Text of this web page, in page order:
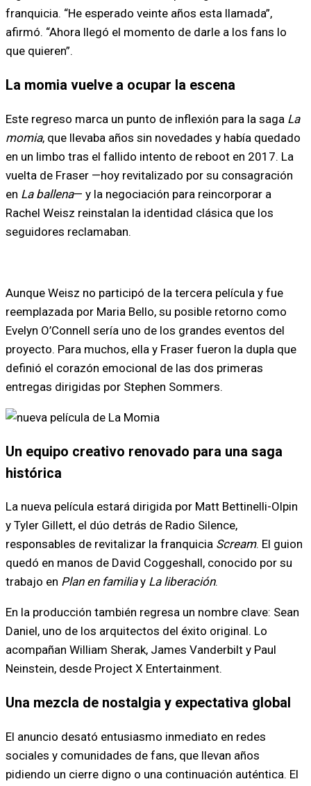
franquicia. “He esperado veinte años esta llamada”,
afirmó. “Ahora llegó el momento de darle a los fans lo
que quieren”.
La momia vuelve a ocupar la escena
Este regreso marca un punto de inflexión para la saga La
momia, que llevaba años sin novedades y había quedado
en un limbo tras el fallido intento de reboot en 2017. La
vuelta de Fraser —hoy revitalizado por su consagración
en La ballena— y la negociación para reincorporar a
Rachel Weisz reinstalan la identidad clásica que los
seguidores reclamaban.
Aunque Weisz no participó de la tercera película y fue
reemplazada por Maria Bello, su posible retorno como
Evelyn O’Connell sería uno de los grandes eventos del
proyecto. Para muchos, ella y Fraser fueron la dupla que
definió el corazón emocional de las dos primeras
entregas dirigidas por Stephen Sommers.
Un equipo creativo renovado para una saga
histórica
La nueva película estará dirigida por Matt Bettinelli-Olpin
y Tyler Gillett, el dúo detrás de Radio Silence,
responsables de revitalizar la franquicia Scream. El guion
quedó en manos de David Coggeshall, conocido por su
trabajo en Plan en familiay La liberación.
En la producción también regresa un nombre clave: Sean
Daniel, uno de los arquitectos del éxito original. Lo
acompañan William Sherak, James Vanderbilt y Paul
Neinstein, desde Project X Entertainment.
Una mezcla de nostalgia y expectativa global
El anuncio desató entusiasmo inmediato en redes
sociales y comunidades de fans, que llevan años
pidiendo un cierre digno o una continuación auténtica. El